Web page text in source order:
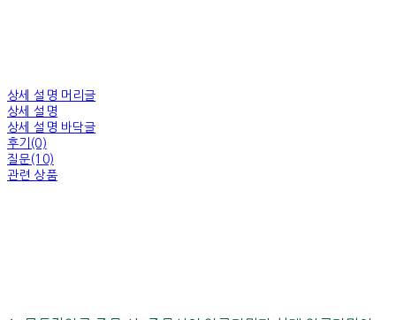
상세 설명 머리글
상세 설명
상세 설명 바닥글
후기(0)
질문(10)
관련 상품